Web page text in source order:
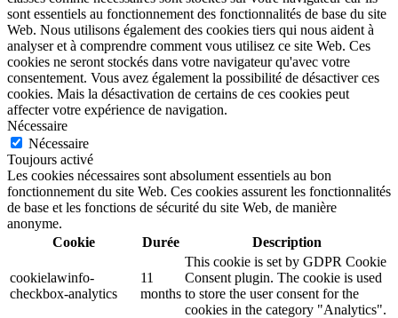
sont essentiels au fonctionnement des fonctionnalités de base du site
Web. Nous utilisons également des cookies tiers qui nous aident à
analyser et à comprendre comment vous utilisez ce site Web. Ces
cookies ne seront stockés dans votre navigateur qu'avec votre
consentement. Vous avez également la possibilité de désactiver ces
cookies. Mais la désactivation de certains de ces cookies peut
affecter votre expérience de navigation.
Nécessaire
Nécessaire
Toujours activé
Les cookies nécessaires sont absolument essentiels au bon
fonctionnement du site Web. Ces cookies assurent les fonctionnalités
de base et les fonctions de sécurité du site Web, de manière
anonyme.
Cookie
Durée Description
cookielawinfo-
checkbox-analytics
11
months
This cookie is set by GDPR Cookie
Consent plugin. The cookie is used
to store the user consent for the
cookies in the category "Analytics".